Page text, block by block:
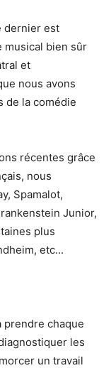
dernier est
musical bien sûr
et
nous avons
de la comédie
récentes grâce
nous
Spamalot,
Junior,
plus
etc...
prendre chaque
les
un travail